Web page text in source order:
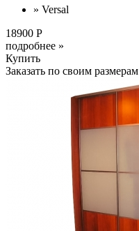
» Versal
18900 Р
подробнее »
Купить
Заказать по своим размерам